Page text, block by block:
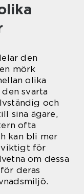
den
mörk
olika
svarta
och
sina ägare,
ofta
kan bli mer
viktigt för
om dessa
deras